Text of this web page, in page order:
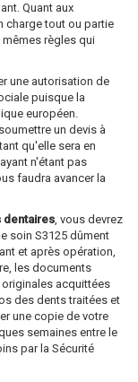
Quant aux
charge tout ou partie
règles qui
une autorisation de
puisque la
européen.
un devis à
qu'elle sera en
n'étant pas
faudra avancer la
dentaires, vous devrez
soin S3125 dûment
et après opération,
les documents
acquittées
des dents traitées et
une copie de votre
semaines entre le
par la Sécurité